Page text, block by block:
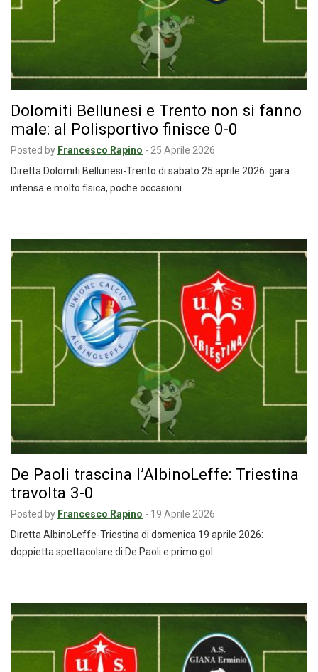
Dolomiti Bellunesi e Trento non si fanno
male: al Polisportivo finisce 0-0
Posted by Francesco Rapino - 25 Aprile 2026
Diretta Dolomiti Bellunesi-Trento di sabato 25 aprile 2026: gara
intensa e molto fisica, poche occasioni…
De Paoli trascina l’AlbinoLeffe: Triestina
travolta 3-0
Posted by Francesco Rapino - 19 Aprile 2026
Diretta AlbinoLeffe-Triestina di domenica 19 aprile 2026:
doppietta spettacolare di De Paoli e primo gol…